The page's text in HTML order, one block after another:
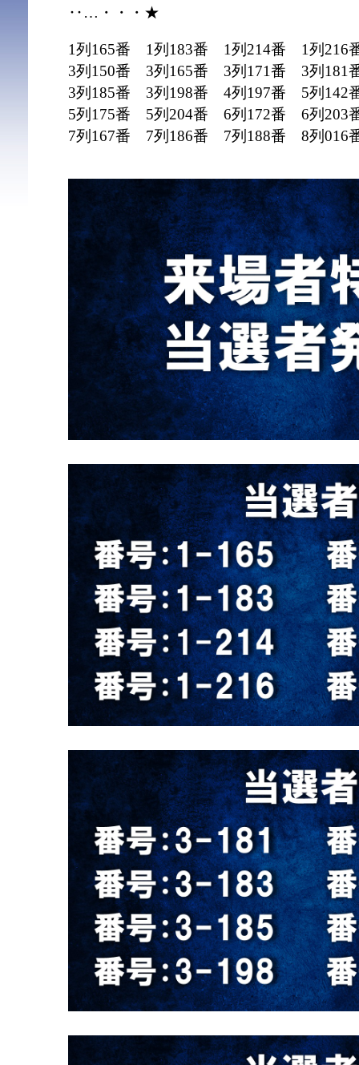
‥…・・・★
1列165番 1列183番 1列214番 1列216
3列150番 3列165番 3列171番 3列181
3列185番 3列198番 4列197番 5列142
5列175番 5列204番 6列172番 6列203
7列167番 7列186番 7列188番 8列016